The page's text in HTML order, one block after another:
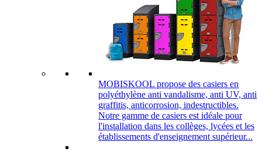
MOBISKOOL propose des casiers en
polyéthylène anti vandalisme, anti UV, anti
graffitis, anticorrosion, indestructibles.
Notre gamme de casiers est idéale pour
l'installation dans les collèges, lycées et les
établissements d'enseignement supérieur...